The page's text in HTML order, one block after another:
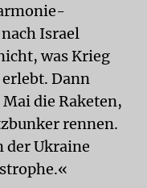
Israel
was Krieg
Dann
die Raketen,
rennen.
der Ukraine